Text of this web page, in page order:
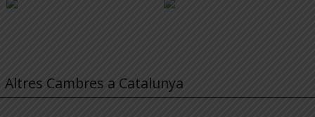
Altres Cambres a Catalunya